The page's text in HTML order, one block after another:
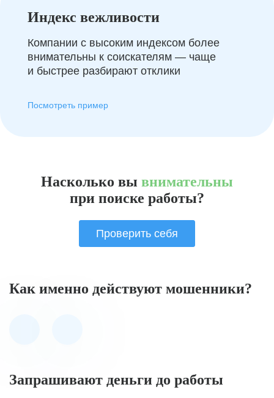
Индекс вежливости
Компании с высоким индексом более
внимательны к соискателям — чаще
и быстрее разбирают отклики
Посмотреть пример
Насколько вы внимательны
при поиске работы?
Проверить себя
Как именно действуют мошенники?
Запрашивают деньги до работы